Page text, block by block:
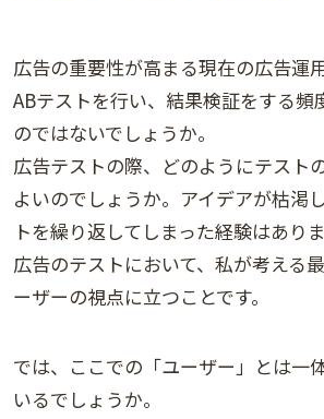
広告の重要性が高まる現在の広告運
ABテストを行い、結果検証をする頻
のではないでしょうか。
広告テストの際、どのようにテスト
よいのでしょうか。アイデアが枯渇
トを繰り返してしまった経験はありま
広告のテストにおいて、私が考える
ーザーの視点に立つことです。
では、ここでの「ユーザー」とは一
いるでしょうか。